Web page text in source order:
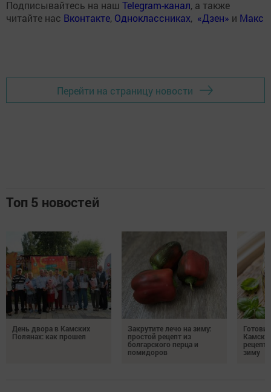
Подписывайтесь на наш Telegram-канал, а также
читайте нас Вконтакте, Одноклассниках, «Дзен» и Макс
Перейти на страницу новости
Топ 5 новостей
День двора в Камских
Полянах: как прошел
Закрутите лечо на зиму:
простой рецепт из
болгарского перца и
помидоров
зиму